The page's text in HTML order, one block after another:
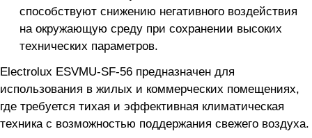
способствуют снижению негативного воздействия
на окружающую среду при сохранении высоких
технических параметров.
Electrolux ESVMU-SF-56 предназначен для
использования в жилых и коммерческих помещениях,
где требуется тихая и эффективная климатическая
техника с возможностью поддержания свежего воздуха.